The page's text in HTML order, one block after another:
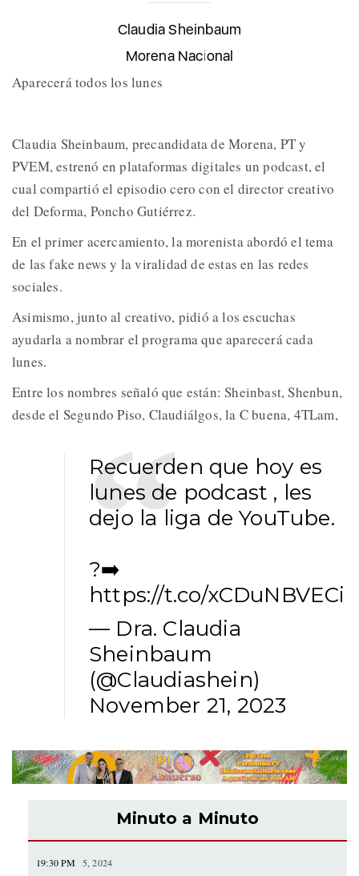
Claudia Sheinbaum
Morena Nacional
Aparecerá todos los lunes
Claudia Sheinbaum, precandidata de Morena, PT y
PVEM, estrenó en plataformas digitales un podcast, el
cual compartió el episodio cero con el director creativo
del Deforma, Poncho Gutiérrez.
En el primer acercamiento, la morenista abordó el tema
de las fake news y la viralidad de estas en las redes
sociales.
Asimismo, junto al creativo, pidió a los escuchas
ayudarla a nombrar el programa que aparecerá cada
lunes.
Entre los nombres señaló que están: Sheinbast, Shenbun,
desde el Segundo Piso, Claudiálgos, la C buena, 4TLam,
Recuerden que hoy es
lunes de podcast , les
dejo la liga de YouTube.
?➡️
https://t.co/xCDuNBVECi
— Dra. Claudia
Sheinbaum
(@Claudiashein)
November 21, 2023
Minuto a Minuto
19:30 PM 5, 2024